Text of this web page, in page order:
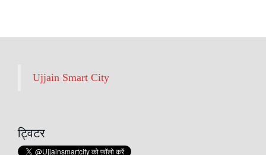
Ujjain Smart City
ट्विटर